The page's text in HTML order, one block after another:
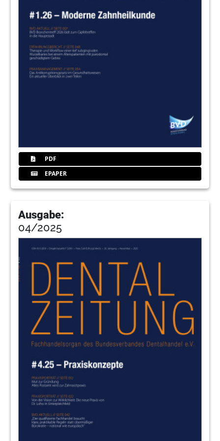
erzeugen“
Jens Rüdiger, Leitung Marketing/Vertrieb
BLUE SAFETY GmbH: „Die Besucher
wollen Lösungen und Rechtssicherheit –
Wir bieten beides“
Frank Bartsch, Trade Marketing Manager
28Carl Martin GmbH: „Wir bieten
Exportschlager für Kunden aus der ganzen
30Carl Zeiss Meditec AG: „Man kann nur das
behandeln, was man sieht“
und Dirk Brunner
31
CATTANI Deutschland GmbH & Co. KG:
„Leistungsfähigkeit, Kompaktheit und
technische Verlässlichkeit auf engstem
Raum“
Henning Helmes, Geschäftsführer
Coltène/Whaledent AG: „Unser
Innovationsdrang geht weiter“
Jörg Weis, Director Marketing
Comcotec Messtechnik GmbH: „Wir bieten
Sicherheit in der Instrumenten-
Dokumentation“
Manfred Korn, General Manager
PDF
EPAPER
Ausgabe:
04/2025